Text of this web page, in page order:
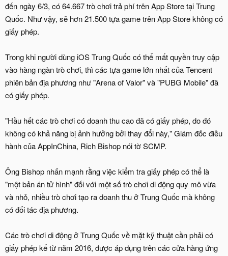
đến ngày 6/3, có 64.667 trò chơi trả phí trên App Store tại Trung
Quốc. Như vậy, sẽ hơn 21.500 tựa game trên App Store không có
giấy phép.
Trong khi người dùng iOS Trung Quốc có thể mất quyền truy cập
vào hàng ngàn trò chơi, thì các tựa game lớn nhất của Tencent
phiên bản địa phương như "Arena of Valor" và "PUBG Mobile" đã
có giấy phép.
"Hầu hết các trò chơi có doanh thu cao đã có giấy phép, do đó
không có khả năng bị ảnh hưởng bởi thay đổi này," Giám đốc điều
hành của AppInChina, Rich Bishop nói tờ SCMP.
Ông Bishop nhấn mạnh rằng việc kiểm tra giấy phép có thể là
"một bản án tử hình" đối với một số trò chơi di động quy mô vừa
và nhỏ, nhiều trò chơi tạo ra doanh thu ở Trung Quốc mà không
có đối tác địa phương.
Các trò chơi di động ở Trung Quốc về mặt kỹ thuật cần phải có
giấy phép kể từ năm 2016, được áp dụng trên các cửa hàng ứng